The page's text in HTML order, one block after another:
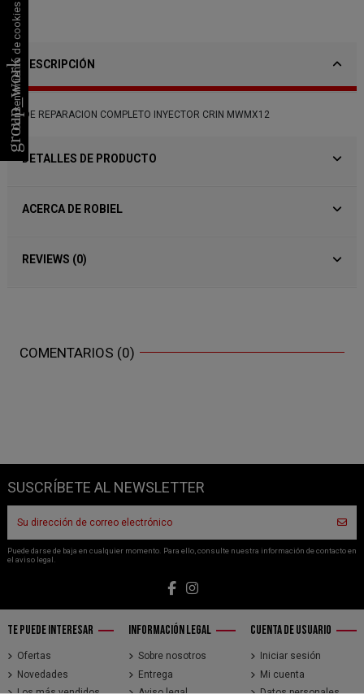
DESCRIPCIÓN
KIT DE REPARACION COMPLETO INYECTOR CRIN MWMX12
DETALLES DE PRODUCTO
ACERCA DE ROBIEL
REVIEWS (0)
COMENTARIOS (0)
SUSCRÍBETE AL NEWSLETTER
Puede darse de baja en cualquier momento. Para ello, consulte nuestra información de contacto en
el aviso legal.
TE PUEDE INTERESAR
Ofertas
Novedades
INFORMACIÓN LEGAL
Sobre nosotros
Entrega
CUENTA DE USUARIO
Iniciar sesión
Mi cuenta
group_work
Consentimiento de cookies